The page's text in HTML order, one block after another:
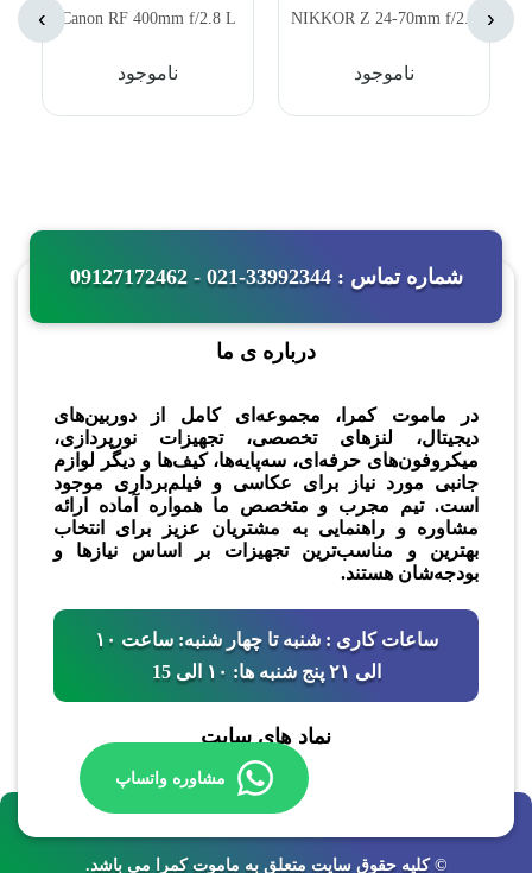
NIKKOR Z 24-70mm f/2.8
ناموجود
Canon RF 400mm f/2.8 L
ناموجود
‹
›
مشاوره واتساپ
شماره تماس : 33992344-021 - 09127172462
درباره ی ما
در ماموت کمرا، مجموعه‌ای کامل از دوربین‌های
دیجیتال، لنزهای تخصصی، تجهیزات نورپردازی،
میکروفون‌های حرفه‌ای، سه‌پایه‌ها، کیف‌ها و دیگر لوازم
جانبی مورد نیاز برای عکاسی و فیلم‌برداری موجود
است. تیم مجرب و متخصص ما همواره آماده ارائه
مشاوره و راهنمایی به مشتریان عزیز برای انتخاب
بهترین و مناسب‌ترین تجهیزات بر اساس نیازها و
بودجه‌شان هستند.
ساعات کاری : شنبه تا چهار شنبه: ساعت ۱۰
الی ۲۱ پنج شنبه ها: ۱۰ الی 15
نماد های سایت
© کلیه حقوق سایت متعلق به ماموت کمرا می باشد.